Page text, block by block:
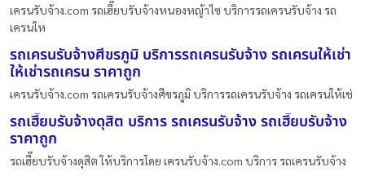
เครนรับจ้าง.com รถเฮี๊ยบรับจ้างหนองหญ้าไซ บริการรถเครนรับจ้าง รถ
เครนให
รถเครนรับจ้างศีขรภูมิ บริการรถเครนรับจ้าง รถเครนให้เช่า
ให้เช่ารถเครน ราคาถูก
เครนรับจ้าง.com รถเครนรับจ้างศีขรภูมิ บริการรถเครนรับจ้าง รถเครนให้เช่
รถเฮี๊ยบรับจ้างดุสิต บริการ รถเครนรับจ้าง รถเฮี๊ยบรับจ้าง
ราคาถูก
รถเฮี๊ยบรับจ้างดุสิต ให้บริการโดย เครนรับจ้าง.com บริการ รถเครนรับจ้าง